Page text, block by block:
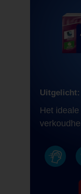
Uitgelicht:
Het